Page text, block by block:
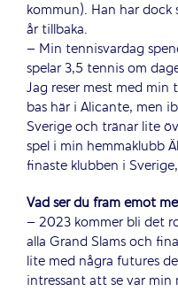
kommun). Han har dock
år tillbaka.
– Min tennisvardag
spelar 3,5 tennis om
Jag reser mest med min
bas här i Alicante, men
Sverige och tränar lite
spel i min hemmaklubb
finaste klubben i
Vad ser du fram emot
– 2023 kommer bli det
alla Grand Slams och
lite med några futures
intressant att se var min